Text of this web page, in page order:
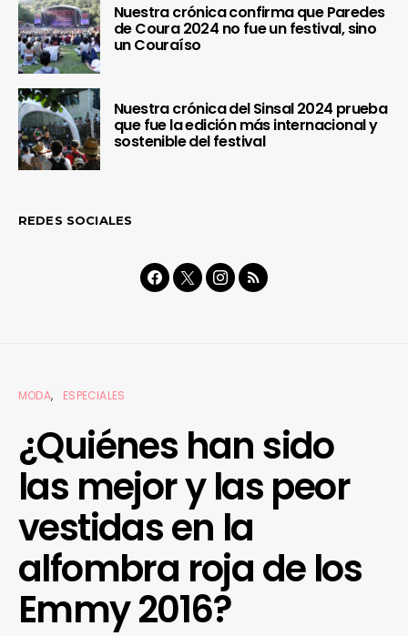
Nuestra crónica confirma que Paredes
de Coura 2024 no fue un festival, sino
un Couraíso
Nuestra crónica del Sinsal 2024 prueba
que fue la edición más internacional y
sostenible del festival
REDES SOCIALES
MODA ESPECIALES
¿Quiénes han sido
las mejor y las peor
vestidas en la
alfombra roja de los
Emmy 2016?